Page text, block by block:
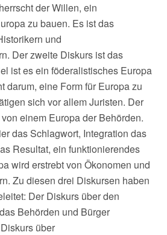
der Willen, ein
zu bauen. Es ist das
und
Der zweite Diskurs ist das
ist es ein föderalistisches Europa
darum, eine Form für Europa zu
sich vor allem Juristen. Der
einem Europa der Behörden.
das Schlagwort, Integration das
Resultat, ein funktionierendes
wird erstrebt von Ökonomen und
Zu diesen drei Diskursen haben
Der Diskurs über den
Behörden und Bürger
über